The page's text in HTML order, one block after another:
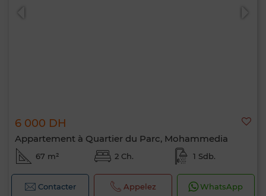
6 000 DH
Appartement à Quartier du Parc, Mohammedia
67 m² 2 Ch. 1 Sdb.
Contacter Appelez WhatsApp